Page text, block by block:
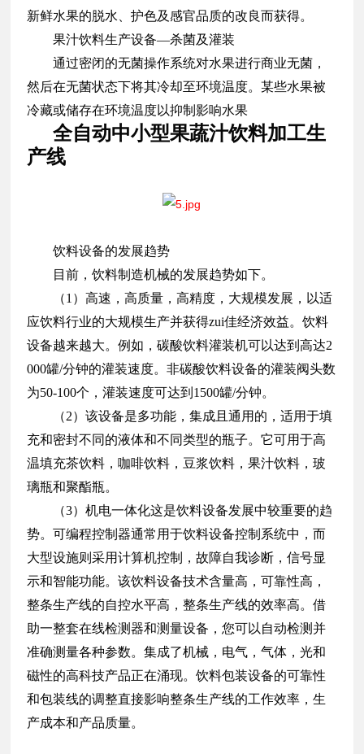
新鲜水果的脱水、护色及感官品质的改良而获得。
果汁饮料生产设备—杀菌及灌装
通过密闭的无菌操作系统对水果进行商业无菌，
然后在无菌状态下将其冷却至环境温度。某些水果被
冷藏或储存在环境温度以抑制影响水果
全自动中小型果蔬汁饮料加工生
产线
饮料设备的发展趋势
目前，饮料制造机械的发展趋势如下。
（1）高速，高质量，高精度，大规模发展，以适
应饮料行业的大规模生产并获得zui佳经济效益。饮料
设备越来越大。例如，碳酸饮料灌装机可以达到高达2
000罐/分钟的灌装速度。非碳酸饮料设备的灌装阀头数
为50-100个，灌装速度可达到1500罐/分钟。
（2）该设备是多功能，集成且通用的，适用于填
充和密封不同的液体和不同类型的瓶子。它可用于高
温填充茶饮料，咖啡饮料，豆浆饮料，果汁饮料，玻
璃瓶和聚酯瓶。
（3）机电一体化这是饮料设备发展中较重要的趋
势。可编程控制器通常用于饮料设备控制系统中，而
大型设施则采用计算机控制，故障自我诊断，信号显
示和智能功能。该饮料设备技术含量高，可靠性高，
整条生产线的自控水平高，整条生产线的效率高。借
助一整套在线检测器和测量设备，您可以自动检测并
准确测量各种参数。集成了机械，电气，气体，光和
磁性的高科技产品正在涌现。饮料包装设备的可靠性
和包装线的调整直接影响整条生产线的工作效率，生
产成本和产品质量。